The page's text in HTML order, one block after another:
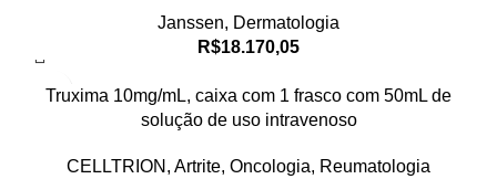
Janssen, Dermatologia
R$18.170,05
Truxima 10mg/mL, caixa com 1 frasco com 50mL de
solução de uso intravenoso
CELLTRION , Artrite, Oncologia, Reumatologia